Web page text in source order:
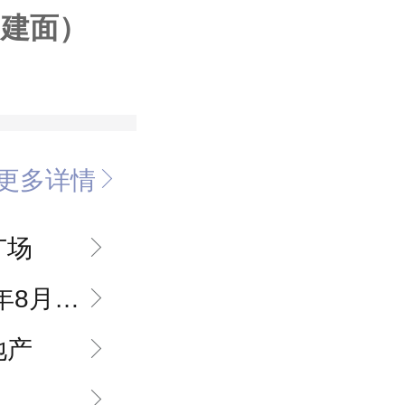
面）
多详情
场
出写字楼
产